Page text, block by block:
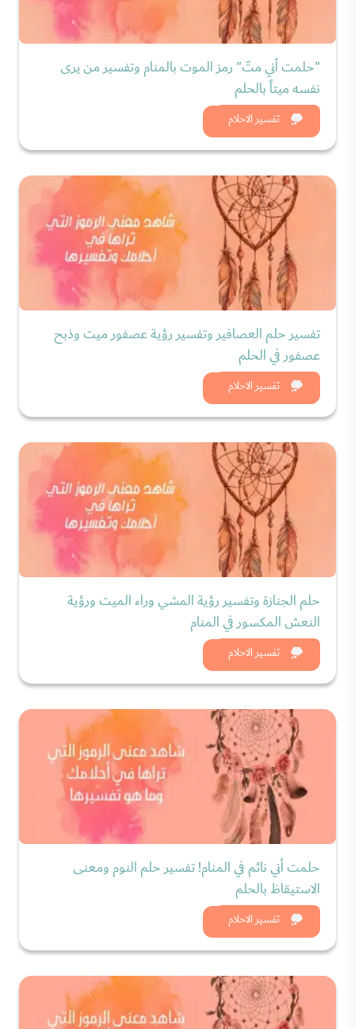
تفسير الاحلام
"حلمت أني متّ" رمز الموت بالمنام وتفسير من يرى
نفسه ميتاً بالحلم
شاهد الان
تفسير الاحلام
تفسير حلم العصافير وتفسير رؤية عصفور ميت وذبح
عصفور في الحلم
شاهد الان
تفسير الاحلام
حلم الجنازة وتفسير رؤية المشي وراء الميت ورؤية
النعش المكسور في المنام
شاهد الان
تفسير الاحلام
حلمت أني نائم في المنام! تفسير حلم النوم ومعنى
الاستيقاظ بالحلم
شاهد الان